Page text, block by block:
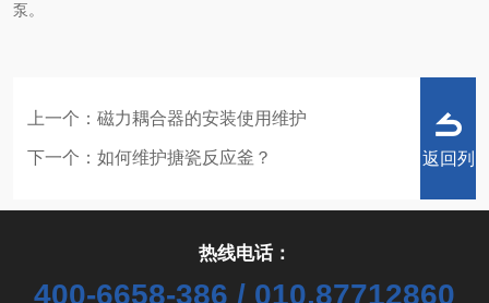
泵。
上一个： 磁力耦合器的安装使用维护
下一个： 如何维护搪瓷反应釜？ 返回列
热线电话：
400-6658-386 / 010,87712860